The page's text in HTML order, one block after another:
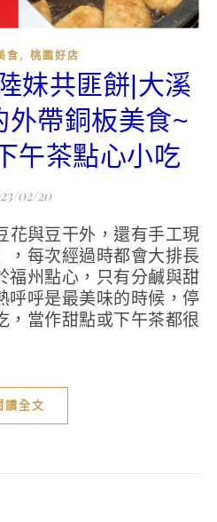
食 , 桃園好店
妹共匪餅|大溪
外帶銅板美食~
午茶點心小吃
02/20
，每次經過時都會大排長
福州點心，只有分鹹與甜
呼呼是最美味的時候，停
，當作甜點或下午茶都很
讀全文